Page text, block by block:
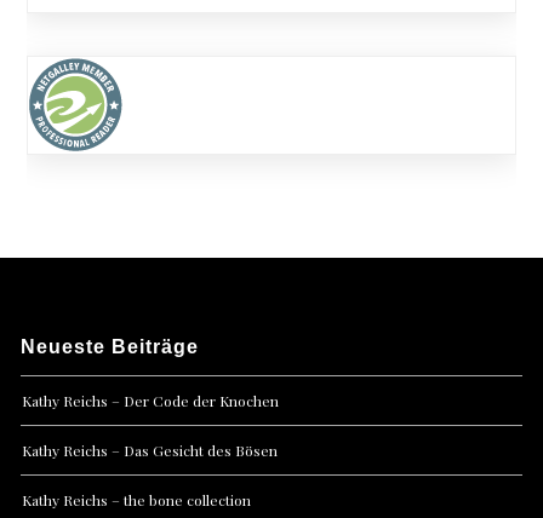
Neueste Beiträge
Kathy Reichs – Der Code der Knochen
Kathy Reichs – Das Gesicht des Bösen
Kathy Reichs – the bone collection